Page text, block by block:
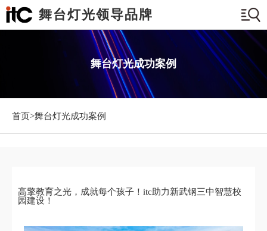
舞台灯光领导品牌
舞台灯光成功案例
首页>舞台灯光成功案例
高擎教育之光，成就每个孩子！itc助力新武钢三中智慧校
园建设！